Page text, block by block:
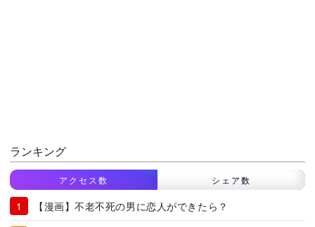
ランキング
アクセス数 シェア数
【漫画】不老不死の男に恋人ができたら？